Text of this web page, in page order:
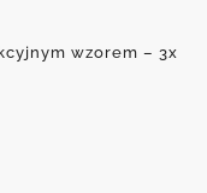
wzorem – 3x